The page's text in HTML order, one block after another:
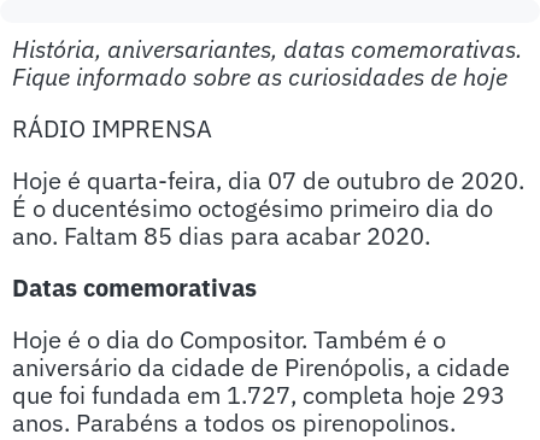
História, aniversariantes, datas comemorativas.
Fique informado sobre as curiosidades de hoje
RÁDIO IMPRENSA
Hoje é quarta-feira, dia 07 de outubro de 2020.
É o ducentésimo octogésimo primeiro dia do
ano. Faltam 85 dias para acabar 2020.
Datas comemorativas
Hoje é o dia do Compositor. Também é o
aniversário da cidade de Pirenópolis, a cidade
que foi fundada em 1.727, completa hoje 293
anos. Parabéns a todos os pirenopolinos.